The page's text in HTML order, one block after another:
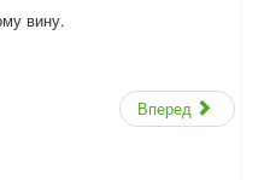
вину.
Вперед